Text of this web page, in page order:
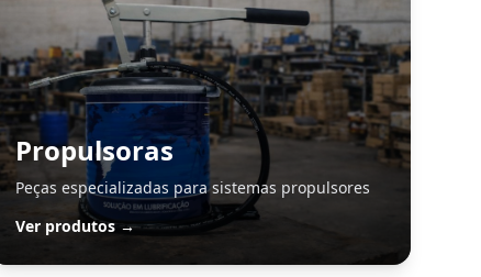
Propulsoras
Peças especializadas para sistemas propulsores
Ver produtos →